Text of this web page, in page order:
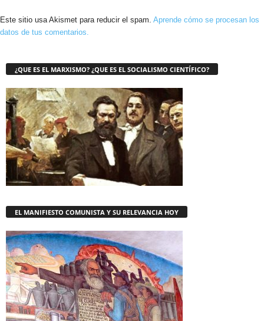
Este sitio usa Akismet para reducir el spam. Aprende cómo se procesan los
datos de tus comentarios.
¿QUE ES EL MARXISMO? ¿QUE ES EL SOCIALISMO CIENTÍFICO?
EL MANIFIESTO COMUNISTA Y SU RELEVANCIA HOY